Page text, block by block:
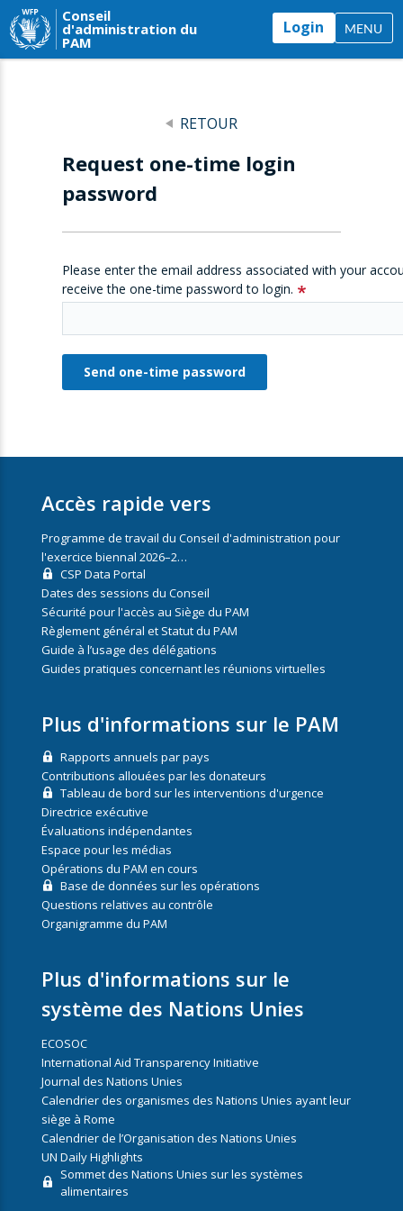
Conseil
d'administration du
PAM
Login MENU
RETOUR
Request one-time login
password
Please enter the email address associated with your
receive the one-time password to login.
Accès rapide vers
Programme de travail du Conseil d'administration pour
l'exercice biennal 2026–2…
CSP Data Portal
Dates des sessions du Conseil
Sécurité pour l'accès au Siège du PAM
Règlement général et Statut du PAM
Guide à l’usage des délégations
Guides pratiques concernant les réunions virtuelles
Plus d'informations sur le PAM
Rapports annuels par pays
Contributions allouées par les donateurs
Tableau de bord sur les interventions d'urgence
Directrice exécutive
Évaluations indépendantes
Espace pour les médias
Opérations du PAM en cours
Base de données sur les opérations
Questions relatives au contrôle
Organigramme du PAM
Plus d'informations sur le
système des Nations Unies
ECOSOC
International Aid Transparency Initiative
Journal des Nations Unies
Calendrier des organismes des Nations Unies ayant leur
siège à Rome
Calendrier de l’Organisation des Nations Unies
UN Daily Highlights
Sommet des Nations Unies sur les systèmes
alimentaires